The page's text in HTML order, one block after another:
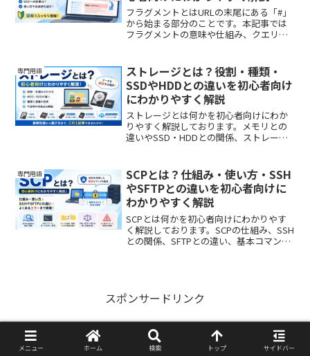
フラグメントとはURLの末尾にある「#」
から始まる部分のことです。本記事では
フラグメントの意味や仕組み、クエリパ
りやすく解説しております。
専門用語
ストレージとは？役割・種類・
SSDやHDDとの違いを初心者向け
にわかりやすく解説
ストレージとは何かを初心者向けにわか
りやすく解説しております。メモリとの
違いやSSD・HDDとの関係、ストレージ
専門用語
SCPとは？仕組み・使い方・SSH
やSFTPとの違いを初心者向けに
わかりやすく解説
SCPとは何かを初心者向けにわかりやす
く解説しております。SCPの仕組み、SSH
との関係、SFTPとの違い、基本コマン
スポンサードリンク
メニュー ホーム 検索 トップ サイドバー